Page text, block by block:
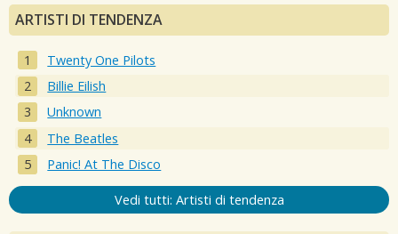
ARTISTI DI TENDENZA
Twenty One Pilots
Billie Eilish
Unknown
The Beatles
Panic! At The Disco
Vedi tutti: Artisti di tendenza